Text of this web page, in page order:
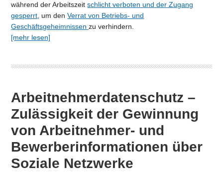
während der Arbeitszeitschlicht verboten und der Zugang
gesperrt, um denVerrat von Betriebs- und
Geschäftsgeheimnissenzu verhindern.
[mehr lesen]
Arbeitnehmerdatenschutz –
Zulässigkeit der Gewinnung
von Arbeitnehmer- und
Bewerberinformationen über
Soziale Netzwerke